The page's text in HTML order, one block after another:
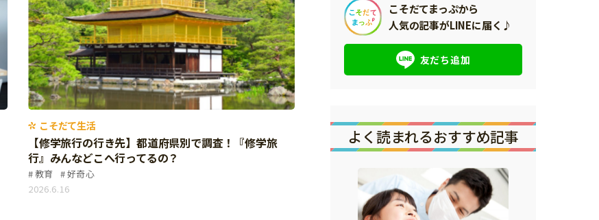
こそだて生活
【修学旅行の行き先】都道府県別で調査！『修学旅
行』みんなどこへ行ってるの？
教育
好奇心
2026.6.16
こそだてまっぷから
人気の記事がLINEに届く♪
友だち追加
よく読まれるおすすめ記事